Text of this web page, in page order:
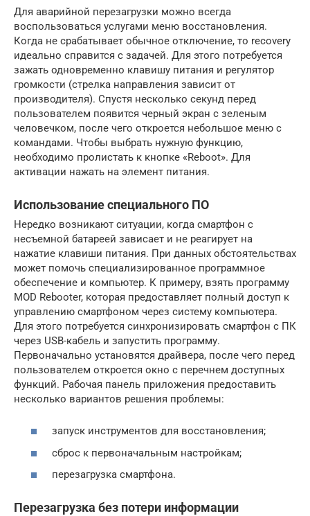
Для аварийной перезагрузки можно всегда
воспользоваться услугами меню восстановления.
Когда не срабатывает обычное отключение, то recovery
идеально справится с задачей. Для этого потребуется
зажать одновременно клавишу питания и регулятор
громкости (стрелка направления зависит от
производителя). Спустя несколько секунд перед
пользователем появится черный экран с зеленым
человечком, после чего откроется небольшое меню с
командами. Чтобы выбрать нужную функцию,
необходимо пролистать к кнопке «Reboot». Для
активации нажать на элемент питания.
Использование специального ПО
Нередко возникают ситуации, когда смартфон с
несъемной батареей зависает и не реагирует на
нажатие клавиши питания. При данных обстоятельствах
может помочь специализированное программное
обеспечение и компьютер. К примеру, взять программу
MOD Rebooter, которая предоставляет полный доступ к
управлению смартфоном через систему компьютера.
Для этого потребуется синхронизировать смартфон с ПК
через USB-кабель и запустить программу.
Первоначально установятся драйвера, после чего перед
пользователем откроется окно с перечнем доступных
функций. Рабочая панель приложения предоставить
несколько вариантов решения проблемы:
запуск инструментов для восстановления;
сброс к первоначальным настройкам;
перезагрузка смартфона.
Перезагрузка без потери информации